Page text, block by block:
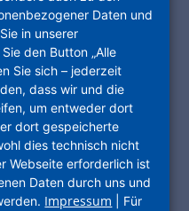
Nassauische
(NHW) in
DGNB-
der
Daten und
in unserer
den Button „Alle
Sie sich – jederzeit
dass wir und die
um entweder dort
dort gespeicherte
dies technisch nicht
Webseite erforderlich ist
Daten durch uns und
Impressum | Für